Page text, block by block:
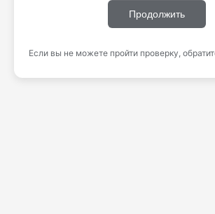
Продолжить
Если вы не можете пройти проверку,